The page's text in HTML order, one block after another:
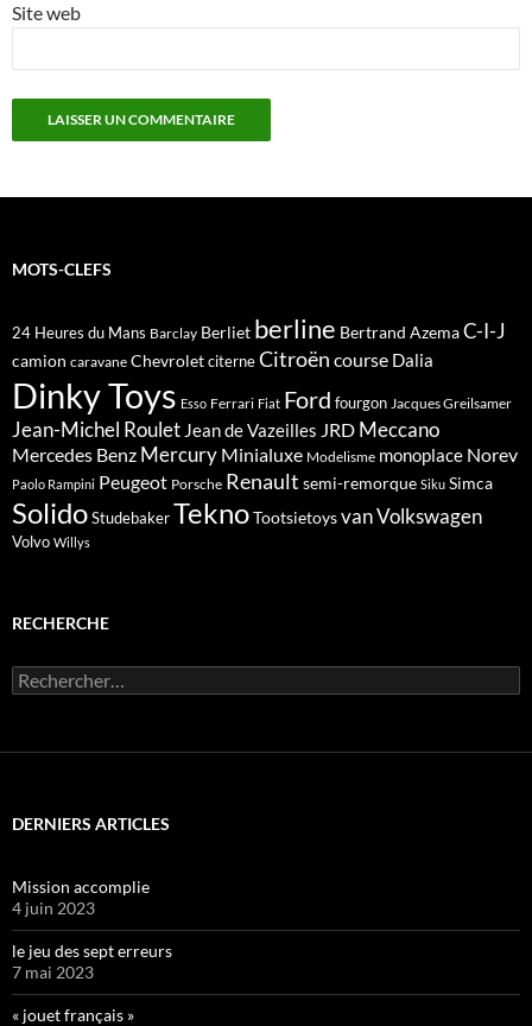
Site web
MOTS-CLEFS
24 Heures du Mans Barclay Berliet berline Bertrand AzemaC-I-J
camion caravane ChevroletciterneCitroën course Dalia
Dinky Toys Esso Ferrari Fiat Ford fourgon Jacques Greilsamer
Jean-Michel Roulet Jean de Vazeilles JRD Meccano
Mercedes Benz Mercury Minialuxe Modelisme monoplace Norev
Paolo Rampini Peugeot Porsche Renault semi-remorque Siku Simca
SolidoStudebakerTeknoTootsietoysvanVolkswagen
Volvo Willys
RECHERCHE
Rechercher :
DERNIERS ARTICLES
Mission accomplie
4 juin 2023
le jeu des sept erreurs
7 mai 2023
« jouet français »